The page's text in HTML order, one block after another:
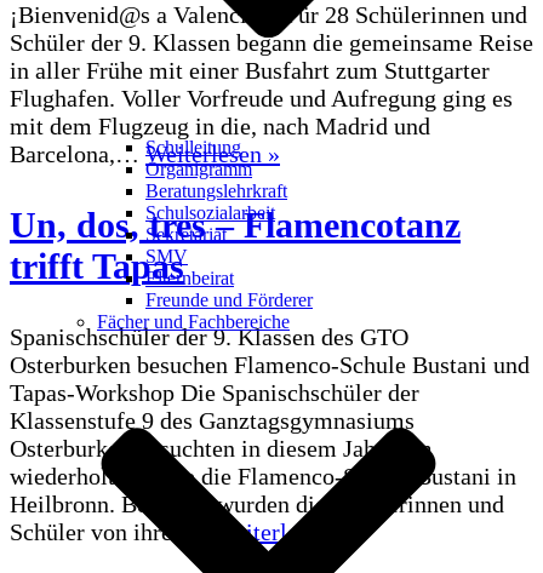
Schulleitung
Organigramm
Beratungslehrkraft
Schulsozialarbeit
Sekretariat
SMV
Elternbeirat
Freunde und Förderer
Fächer und Fachbereiche
¡Bienvenid@s a Valencia! Für 28 Schülerinnen und
Schüler der 9. Klassen begann die gemeinsame Reise
in aller Frühe mit einer Busfahrt zum Stuttgarter
Flughafen. Voller Vorfreude und Aufregung ging es
mit dem Flugzeug in die, nach Madrid und
Barcelona,… Weiterlesen »
der
9.
Klassen
Valencia
Un, dos, tres – Flamencotanz
trifft Tapas
Spanischschüler der 9. Klassen des GTO
Osterburken besuchen Flamenco-Schule Bustani und
Tapas-Workshop Die Spanischschüler der
Klassenstufe 9 des Ganztagsgymnasiums
Osterburken besuchten in diesem Jahr zum
wiederholten Male die Flamenco-Schule Bustani in
Heilbronn. Begleitet wurden die Schülerinnen und
Schüler von ihren…
Weiterlesen »
Un,
dos,